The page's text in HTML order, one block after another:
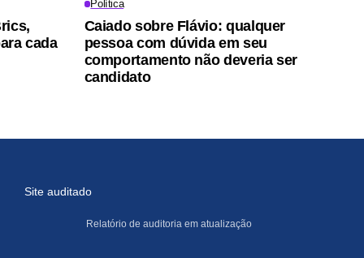
cada
Política
Caiado sobre Flávio: qualquer
pessoa com dúvida em seu
comportamento não deveria ser
candidato
Site auditado
Relatório de auditoria em atualização